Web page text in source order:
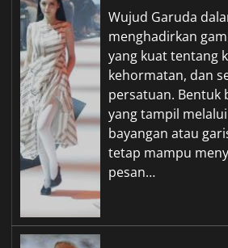
Wujud Garuda
menghadirkan
yang kuat tentang
kehormatan, dan
persatuan. Bentuk
yang tampil
bayangan atau
tetap mampu
pesan…